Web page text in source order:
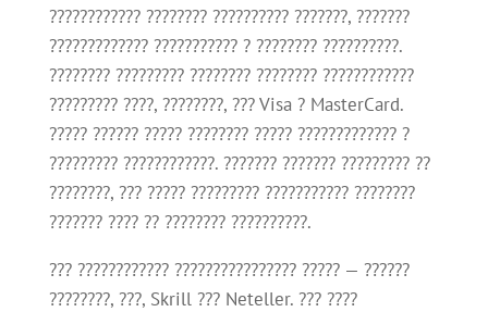
???????????? ???????? ?????????? ???????, ???????
????????????? ??????????? ? ???????? ??????????.
???????? ????????? ???????? ???????? ????????????
????????? ????, ????????, ??? Visa ? MasterCard.
????? ?????? ????? ???????? ????? ????????????? ?
????????? ????????????. ??????? ??????? ????????? ??
????????, ??? ????? ????????? ??????????? ????????
??????? ???? ?? ???????? ??????????.
??? ???????????? ???????????????? ????? — ??????
????????, ???, Skrill ??? Neteller. ??? ????